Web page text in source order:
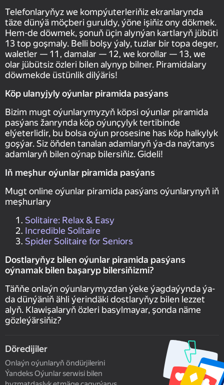
Telefonlaryňyz we kompýuterleriňiz ekranlarynda
täze dünýä möçberi guruldy, ýöne işiňiz ony dökmek.
Hem-de döwmek, şonuň üçin alynýan kartlaryň jübüti
13 top goşmaly. Belli bolşy ýaly, tuzlar bir topa deger,
waletler — 11, damalar — 12, we korollar — 13, we
olar jübütsiz özleri bilen alynyp bilner. Piramidalary
döwmekde üstünlik dilýäris!
Köp ulanyjyly oýunlar piramida pasýans
Bizim mugt oýunlarymyzyň köpsi oýunlar piramida
pasýans žanrynda köp oýunçylyk tertibinde
elýeterlidir, bu bolsa oýun prosesine has köp halkylyk
goşýar. Siz öňden tanalan adamlaryň ýa-da naýtanys
adamlaryň bilen oýnap bilersiňiz. Gideli!
Iň meşhur oýunlar piramida pasýans
Mugt online oýunlar piramida pasýans oýunlarynyň iň
meşhurlary
Solitaire: Relax & Easy
Incredible Solitaire
Spider Solitaire for Seniors
Dostlaryňyz bilen oýunlar piramida pasýans
oýnamak bilen başaryp bilersiňizmi?
Täňňe onlaýn oýunlarymyzdan ýeke ýagdaýynda ýa-
da dünýäniň ähli ýerindäki dostlaryňyz bilen lezzet
alyň. Klawişalaryň özleri basylmayar, şonda näme
gözleýärsiňiz?
Döredijiler
Onlaýn oýunlaryň öndürjilerini
Ýandeks Oýunlar serwisi bilen